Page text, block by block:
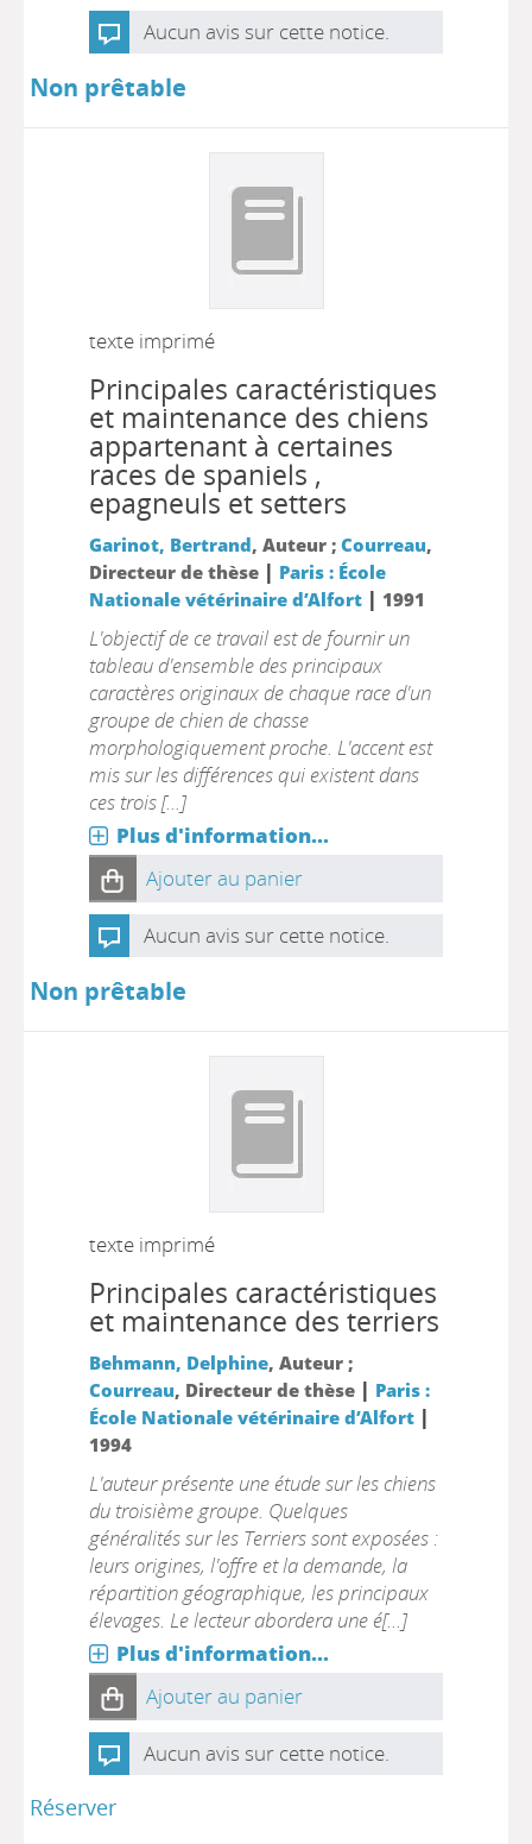
Aucun avis sur cette notice.
Non prêtable
texte imprimé
Principales caractéristiques
et maintenance des chiens
appartenant à certaines
races de spaniels ,
epagneuls et setters
Garinot, Bertrand, Auteur ; Courreau,
Directeur de thèse | Paris : École
Nationale vétérinaire d’Alfort| 1991
L'objectif de ce travail est de fournir un
tableau d'ensemble des principaux
caractères originaux de chaque race d'un
groupe de chien de chasse
morphologiquement proche. L'accent est
mis sur les différences qui existent dans
ces trois [...]
Plus d'information...
Ajouter au panier
Aucun avis sur cette notice.
Non prêtable
texte imprimé
Principales caractéristiques
et maintenance des terriers
Behmann, Delphine, Auteur ;
Courreau, Directeur de thèse | Paris :
École Nationale vétérinaire d’Alfort|
1994
L'auteur présente une étude sur les chiens
du troisième groupe. Quelques
généralités sur les Terriers sont exposées :
leurs origines, l'offre et la demande, la
répartition géographique, les principaux
élevages. Le lecteur abordera une é[...]
Plus d'information...
Ajouter au panier
Aucun avis sur cette notice.
Réserver